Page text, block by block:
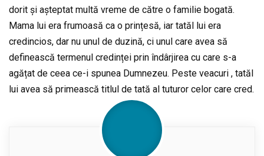
dorit și așteptat multă vreme de către o familie bogată.
Mama lui era frumoasă ca o prințesă, iar tatăl lui era
credincios, dar nu unul de duzină, ci unul care avea să
definească termenul credinței prin îndârjirea cu care s-a
agățat de ceea ce-i spunea Dumnezeu. Peste veacuri , tatăl
lui avea să primească titlul de tată al tuturor celor care cred.